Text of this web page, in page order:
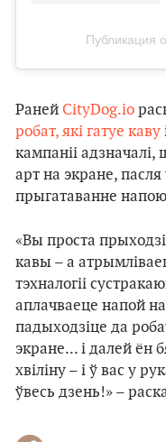
Публикация
Раней CityDog.io
робат, які гатуе каву
кампаніі
арт на экране,
прыгатаванне
«Вы проста
кавы – а
тэхналогіі
аплачваеце напой
падыходзіце да
экране... і далей ён
хвіліну – і ў вас у
ўвесь дзень!» –